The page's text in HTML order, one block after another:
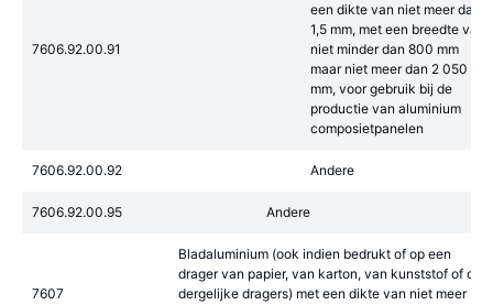
7606.92.00.91
een dikte van niet meer dan
1,5 mm, met een breedte van
niet minder dan 800 mm
maar niet meer dan 2 050
mm, voor gebruik bij de
productie van aluminium
composietpanelen
7606.92.00.92 Andere
7606.92.00.95 Andere
7607
Bladaluminium (ook indien bedrukt of op een
drager van papier, van karton, van kunststof of op
dergelijke dragers) met een dikte van niet meer